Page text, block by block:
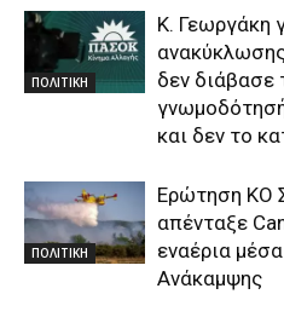
ΠΟΛΙΤΙΚΗ
Κ. Γεωργάκη
δεν διάβασε
και δεν το
ΠΟΛΙΤΙΚΗ
Ερώτηση ΚΟ
απένταξε
εναέρια
Ανάκαμψης